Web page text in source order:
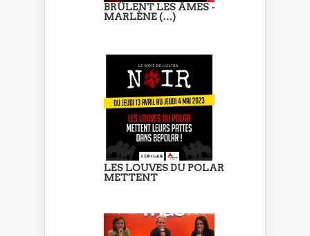
BRÛLENT LES ÂMES -
MARLÈNE (…)
LES LOUVES DU POLAR
METTENT